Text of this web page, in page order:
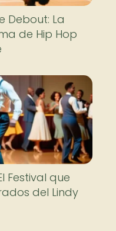
Debout: La
de Hip Hop
Festival que
del Lindy